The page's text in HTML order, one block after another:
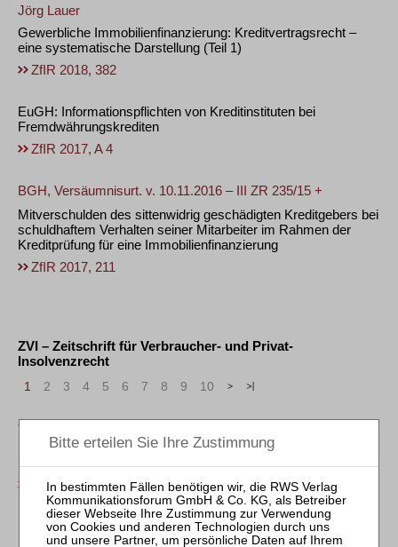
Jörg Lauer
Gewerbliche Immobilienfinanzierung: Kreditvertragsrecht –
eine systematische Darstellung (Teil 1)
ZfIR 2018, 382
EuGH: Informationspflichten von Kreditinstituten bei
Fremdwährungskrediten
ZfIR 2017, A 4
BGH, Versäumnisurt. v. 10.11.2016 – III ZR 235/15 +
Mitverschulden des sittenwidrig geschädigten Kreditgebers bei
schuldhaftem Verhalten seiner Mitarbeiter im Rahmen der
Kreditprüfung für eine Immobilienfinanzierung
ZfIR 2017, 211
ZVI – Zeitschrift für Verbraucher- und Privat-
Insolvenzrecht
1 2 3 4 5 6 7 8 9 10 > »
Gabriele B. Clemens/Daniel Reupke
Der Notar als Broker. Das Management des privaten
ZVI 2009, Sonderheft, S. 16
Rudolf Keßler